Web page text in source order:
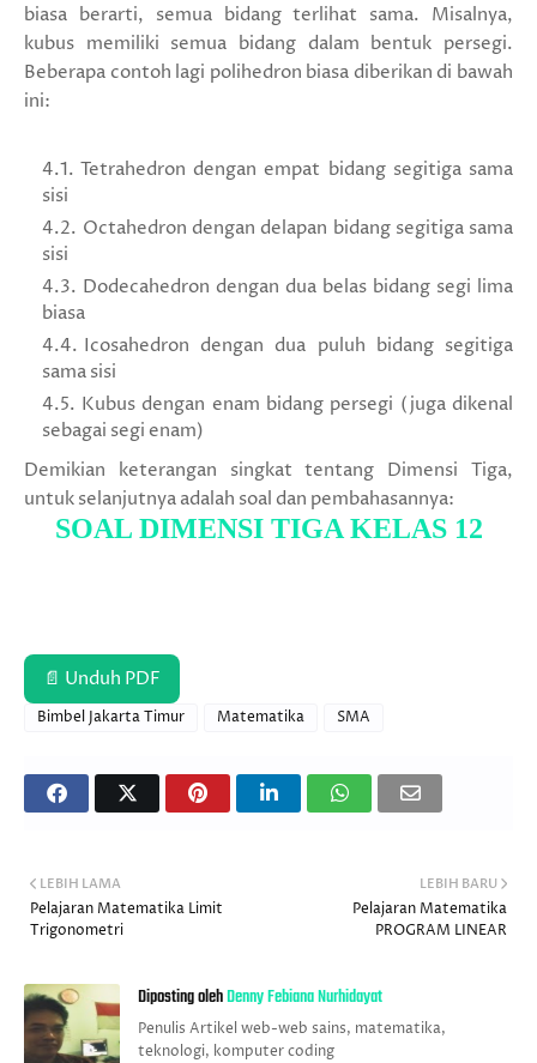
biasa berarti, semua bidang terlihat sama. Misalnya,
kubus memiliki semua bidang dalam bentuk persegi.
Beberapa contoh lagi polihedron biasa diberikan di bawah
ini:
Tetrahedron dengan empat bidang segitiga sama
sisi
Octahedron dengan delapan bidang segitiga sama
sisi
Dodecahedron dengan dua belas bidang segi lima
biasa
Icosahedron dengan dua puluh bidang segitiga
sama sisi
Kubus dengan enam bidang persegi (juga dikenal
sebagai segi enam)
Demikian keterangan singkat tentang Dimensi Tiga,
untuk selanjutnya adalah soal dan pembahasannya:
SOAL DIMENSI TIGA KELAS 12
📄 Unduh PDF
Bimbel Jakarta Timur Matematika SMA
LEBIH BARU
Pelajaran Matematika
PROGRAM LINEAR
LEBIH LAMA
Pelajaran Matematika Limit
Trigonometri
Diposting olehDenny Febiana Nurhidayat
Penulis Artikel web-web sains, matematika,
teknologi, komputer coding